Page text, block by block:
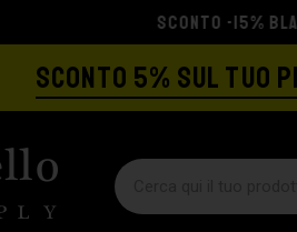
SCONTO 5% SUL TUO